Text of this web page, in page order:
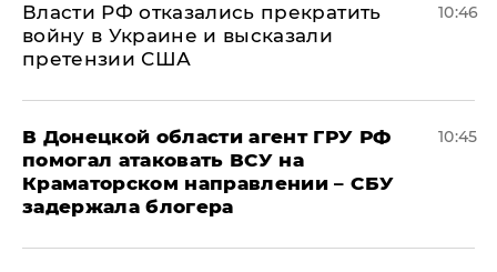
Власти РФ отказались прекратить
войну в Украине и высказали
претензии США
10:46
В Донецкой области агент ГРУ РФ
помогал атаковать ВСУ на
Краматорском направлении – СБУ
задержала блогера
10:45